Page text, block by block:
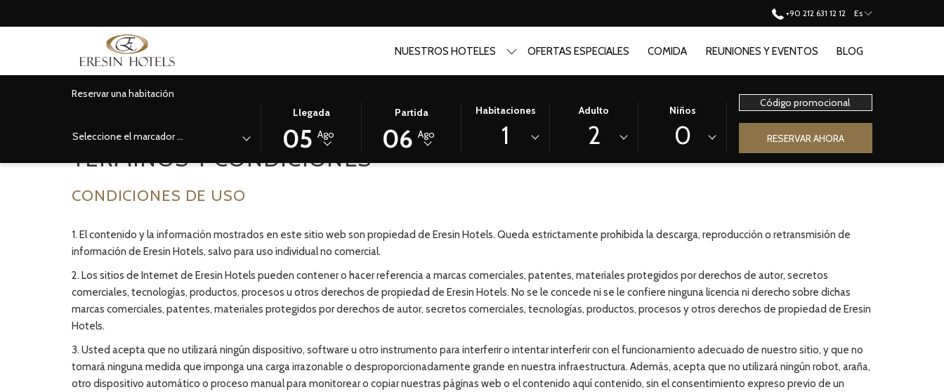
+90 212 631 12 12 Es
NUESTROS HOTELES OFERTAS ESPECIALES COMIDA REUNIONES Y EVENTOS BLOG
Reservar una habitación
Seleccione el marcador de posición del hotel
Llegada
ESTE
BOTÓN
ABRE
EL
FECHA
LLEGADA
FECHA
LLEGADA
AGOSTO
2026.
05 Ago
Partida
BOTÓN
ABRE
EL
FECHA
SALIDA
FECHA
DE
SALIDA
AGOSTO
2026.
06 Ago
Habitaciones
1
Adulto
2
Niños
0
Código
RESERVAR AHORA
TÉRMINOS Y CONDICIONES
CONDICIONES DE USO
1. El contenido y la información mostrados en este sitio web son propiedad de Eresin Hotels. Queda estrictamente prohibida la descarga, reproducción o retransmisión de
información de Eresin Hotels, salvo para uso individual no comercial.
2. Los sitios de Internet de Eresin Hotels pueden contener o hacer referencia a marcas comerciales, patentes, materiales protegidos por derechos de autor, secretos
comerciales, tecnologías, productos, procesos u otros derechos de propiedad de Eresin Hotels. No se le concede ni se le confiere ninguna licencia ni derecho sobre dichas
marcas comerciales, patentes, materiales protegidos por derechos de autor, secretos comerciales, tecnologías, productos, procesos y otros derechos de propiedad de Eresin
Hotels.
3. Usted acepta que no utilizará ningún dispositivo, software u otro instrumento para interferir o intentar interferir con el funcionamiento adecuado de nuestro sitio, y que no
tomará ninguna medida que imponga una carga irrazonable o desproporcionadamente grande en nuestra infraestructura. Además, acepta que no utilizará ningún robot, araña,
otro dispositivo automático o proceso manual para monitorear o copiar nuestras páginas web o el contenido aquí contenido, sin el consentimiento expreso previo de un